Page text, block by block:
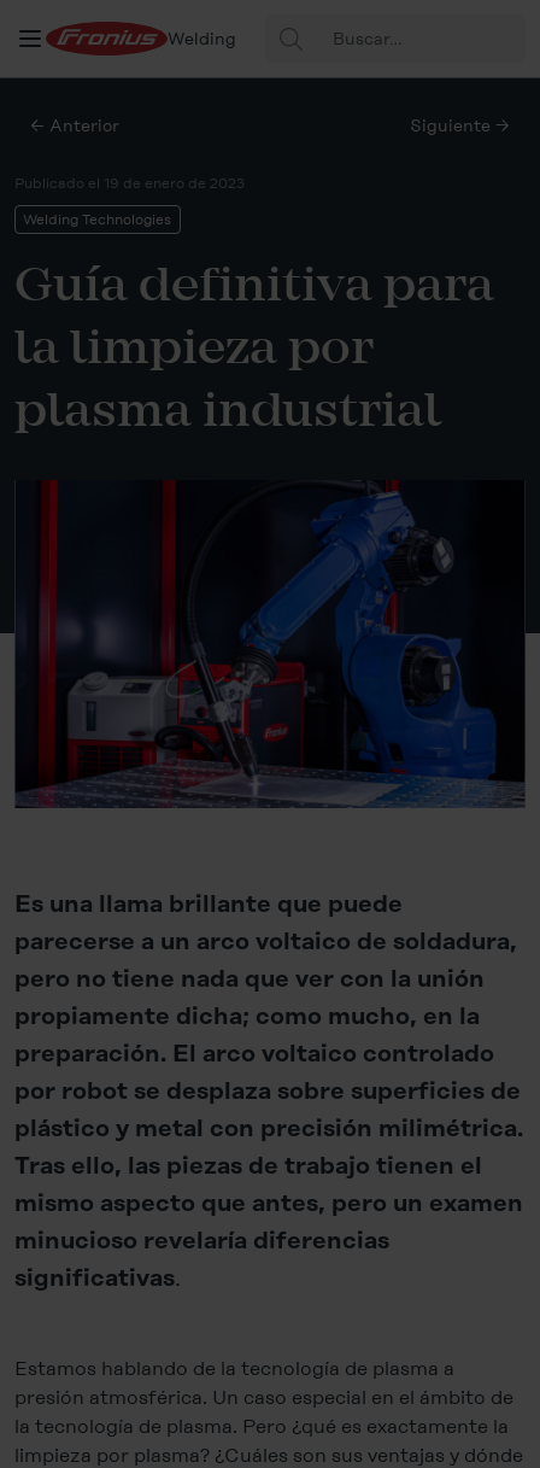
Welding Buscar:
← Anterior Siguiente →
Publicado el 19 de enero de 2023
Welding Technologies
Guía definitiva para
la limpieza por
plasma industrial
Es una llama brillante que puede
parecerse a un arco voltaico de soldadura,
pero no tiene nada que ver con la unión
propiamente dicha; como mucho, en la
preparación. El arco voltaico controlado
por robot se desplaza sobre superficies de
plástico y metal con precisión milimétrica.
Tras ello, las piezas de trabajo tienen el
mismo aspecto que antes, pero un examen
minucioso revelaría diferencias
significativas.
Estamos hablando de la tecnología de plasma a
presión atmosférica. Un caso especial en el ámbito de
la tecnología de plasma. Pero ¿qué es exactamente la
limpieza por plasma? ¿Cuáles son sus ventajas y dónde